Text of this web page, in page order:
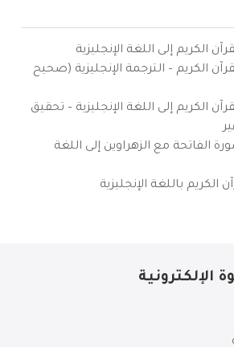
الكريم إلى اللغة الإنجليزية
الكريم – الترجمة الإنجليزية (صحيح
الكريم إلى اللغة الإنجليزية – تحقيق
الفاتحة مع الزهراوين إلى اللغة
الكريم باللغة الإنجليزية
الإلكترونية